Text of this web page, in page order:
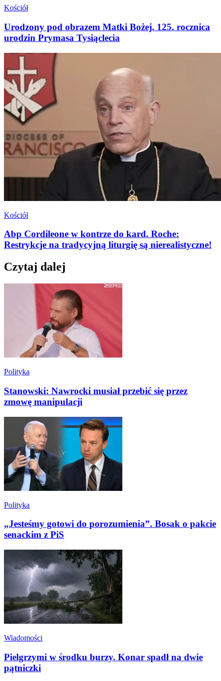
Kościół
Urodzony pod obrazem Matki Bożej. 125. rocznica
urodzin Prymasa Tysiąclecia
Kościół
Abp Cordileone w kontrze do kard. Roche:
Restrykcje na tradycyjną liturgię są nierealistyczne!
Czytaj dalej
Polityka
Stanowski: Nawrocki musiał przebić się przez
zmowę manipulacji
Polityka
„Jesteśmy gotowi do porozumienia”. Bosak o pakcie
senackim z PiS
Wiadomości
Pielgrzymi w środku burzy. Konar spadł na dwie
pątniczki